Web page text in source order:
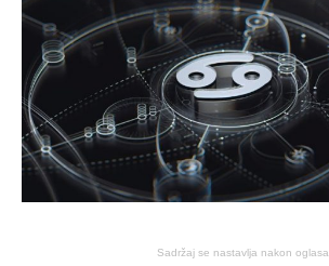
Sadržaj se nastavlja nakon oglasa